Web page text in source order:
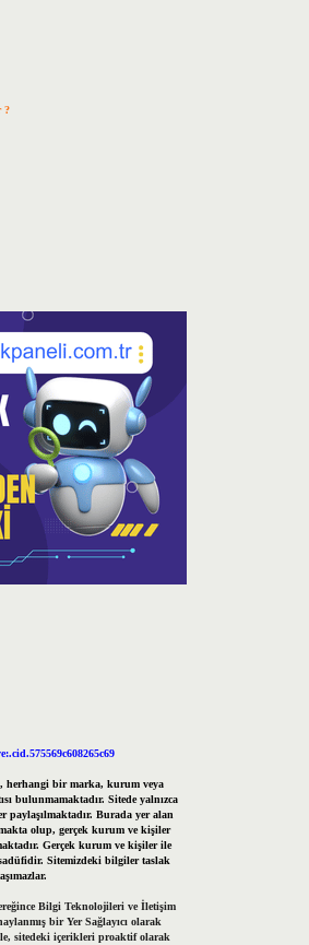
?
herhangi bir marka, kurum veya
bulunmamaktadır. Sitede yalnızca
paylaşılmaktadır. Burada yer alan
olup, gerçek kurum ve kişiler
Gerçek kurum ve kişiler ile
Sitemizdeki bilgiler taslak
Bilgi Teknolojileri ve İletişim
bir Yer Sağlayıcı olarak
sitedeki içerikleri proaktif olarak